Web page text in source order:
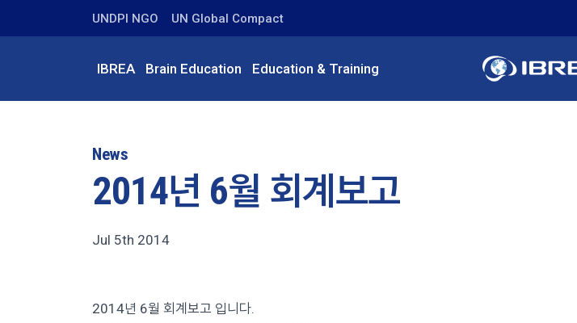
UNDPI NGO UN Global Compact
IBREA Brain Education Education & Training
News
2014년 6월 회계보고
Jul 5th 2014
2014년 6월 회계보고 입니다.